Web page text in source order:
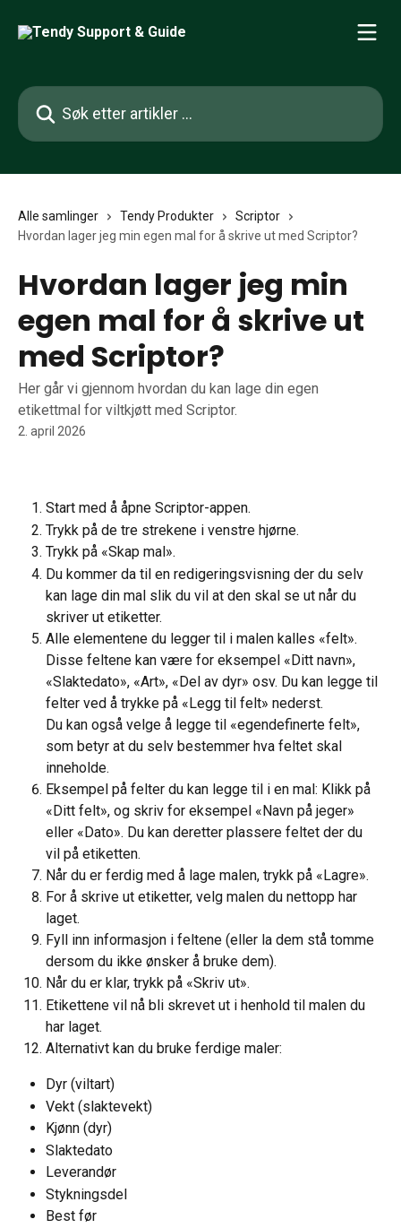
Søk etter artikler ...
Alle samlinger Tendy Produkter
Scriptor
Hvordan lager jeg min egen mal for å skrive ut med Scriptor?
Hvordan lager jeg min
egen mal for å skrive ut
med Scriptor?
Her går vi gjennom hvordan du kan lage din egen
etikettmal for viltkjøtt med Scriptor.
2. april 2026
Start med å åpne Scriptor-appen.
Trykk på de tre strekene i venstre hjørne.
Trykk på «Skap mal».
Du kommer da til en redigeringsvisning der du selv
kan lage din mal slik du vil at den skal se ut når du
skriver ut etiketter.
Alle elementene du legger til i malen kalles «felt».
Disse feltene kan være for eksempel «Ditt navn»,
«Slaktedato», «Art», «Del av dyr» osv. Du kan legge til
felter ved å trykke på «Legg til felt» nederst.
Du kan også velge å legge til «egendefinerte felt»,
som betyr at du selv bestemmer hva feltet skal
inneholde.
Eksempel på felter du kan legge til i en mal: Klikk på
«Ditt felt», og skriv for eksempel «Navn på jeger»
eller «Dato». Du kan deretter plassere feltet der du
vil på etiketten.
Når du er ferdig med å lage malen, trykk på «Lagre».
For å skrive ut etiketter, velg malen du nettopp har
laget.
Fyll inn informasjon i feltene (eller la dem stå tomme
dersom du ikke ønsker å bruke dem).
Når du er klar, trykk på «Skriv ut».
Etikettene vil nå bli skrevet ut i henhold til malen du
har laget.
Alternativt kan du bruke ferdige maler:
Dyr (viltart)
Vekt (slaktevekt)
Kjønn (dyr)
Slaktedato
Leverandør
Stykningsdel
Best før